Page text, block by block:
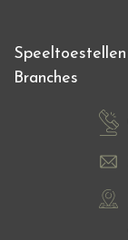
Speeltoestellen
Branches